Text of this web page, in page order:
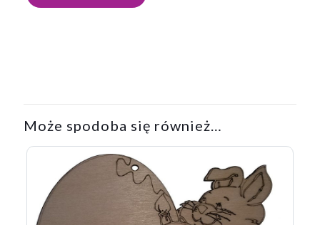
Może spodoba się również…